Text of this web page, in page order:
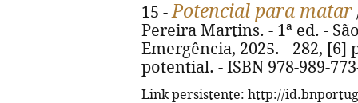
15 -Potencial para matar
Pereira Martins. - 1ª ed. -
Emergência, 2025. - 282,
potential. - ISBN 978-989-
Link persistente: http://